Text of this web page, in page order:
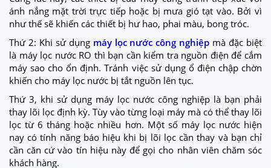
ánh nắng mặt trời trực tiếp hoặc bị mưa gió tạt vào. Bởi vì
như thế sẽ khiến các thiết bị hư hao, phai màu, bong tróc.
Thứ 2: Khi sử dụng máy lọc nước công nghiệp mà đặc biệt
là máy lọc nước RO thì bạn cần kiểm tra nguồn điện để cắm
máy sao cho ổn định. Tránh việc sử dụng ổ điện chập chờn
khiến cho máy lọc nước bị tắt nguồn lên tục.
Thứ 3, khi sử dụng máy lọc nước công nghiệp là bạn phải
thay lõi lọc định kỳ. Tùy vào từng loại máy mà có thể thay lõi
lọc từ 6 tháng hoặc nhiều hơn. Một số máy lọc nước hiện
nay có tính năng báo hiệu khi bị lõi lọc cần thay và bạn chỉ
cần căn cứ vào tín hiệu này để gọi cho nhân viên chăm sóc
khách hàng.